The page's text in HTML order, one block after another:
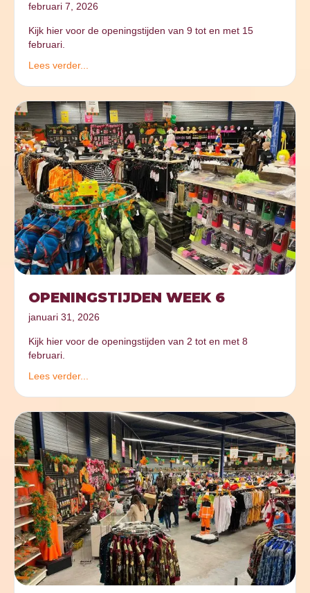
februari 7, 2026
Kijk hier voor de openingstijden van 9 tot en met 15
februari.
Lees verder...
OPENINGSTIJDEN WEEK 6
januari 31, 2026
Kijk hier voor de openingstijden van 2 tot en met 8
februari.
Lees verder...